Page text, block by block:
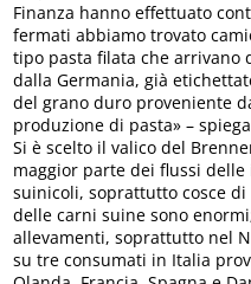
Finanza hanno effettuato
fermati abbiamo trovato
tipo pasta filata che arrivano
dalla Germania, già
del grano duro proveniente
produzione di pasta» –
Si è scelto il valico del
maggior parte dei flussi
suinicoli, soprattutto cosce
delle carni suine sono
allevamenti, soprattutto nel
su tre consumati in Italia